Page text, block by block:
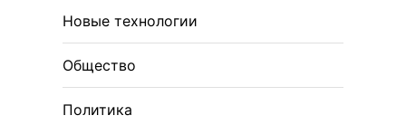
Новые технологии
Общество
Политика